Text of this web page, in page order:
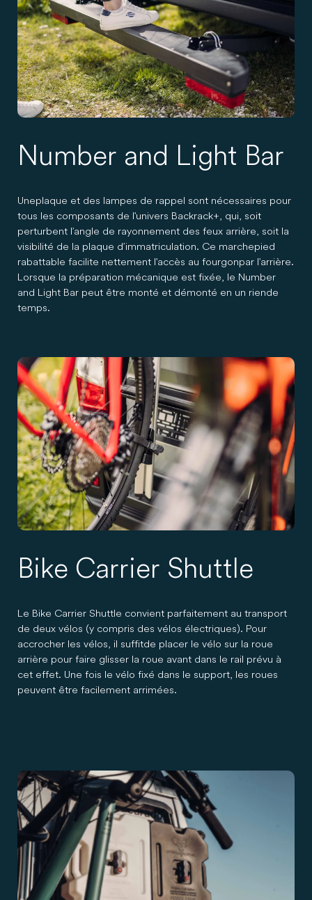
Number and Light Bar
Une plaque et des lampes de rappel sont nécessaires pour
tous les composants de l'univers Backrack+, qui, soit
perturbent l’angle de rayonnement des feux arrière, soit la
visibilité de la plaque d’immatriculation. Ce marchepied
rabattable facilite nettement l'accès au fourgon par l’arrière.
Lorsque la préparation mécanique est fixée, le Number
and Light Bar peut être monté et démonté en un rien de
temps.
Bike Carrier Shuttle
Le Bike Carrier Shuttle convient parfaitement au transport
de deux vélos (y compris des vélos électriques). Pour
accrocher les vélos, il suffit de placer le vélo sur la roue
arrière pour faire glisser la roue avant dans le rail prévu à
cet effet. Une fois le vélo fixé dans le support, les roues
peuvent être facilement arrimées.